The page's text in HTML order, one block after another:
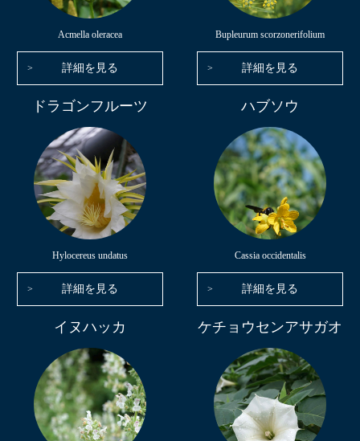
Acmella oleracea
詳細を見る
Bupleurum scorzonerifolium
詳細を見る
ドラゴンフルーツ
Hylocereus undatus
詳細を見る
ハブソウ
Cassia occidentalis
詳細を見る
イヌハッカ ケチョウセンアサガオ